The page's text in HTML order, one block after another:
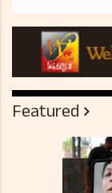
Featured